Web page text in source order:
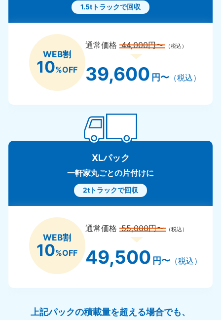
1.5tトラックで回収
WEB割
10%OFF
通常価格44,000円〜 （税込）
39,600 円〜（税込）
XLパック
一軒家丸ごとの片付けに
2tトラックで回収
WEB割
10%OFF
通常価格55,000円〜 （税込）
49,500 円〜（税込）
上記パックの積載量を超える場合でも、